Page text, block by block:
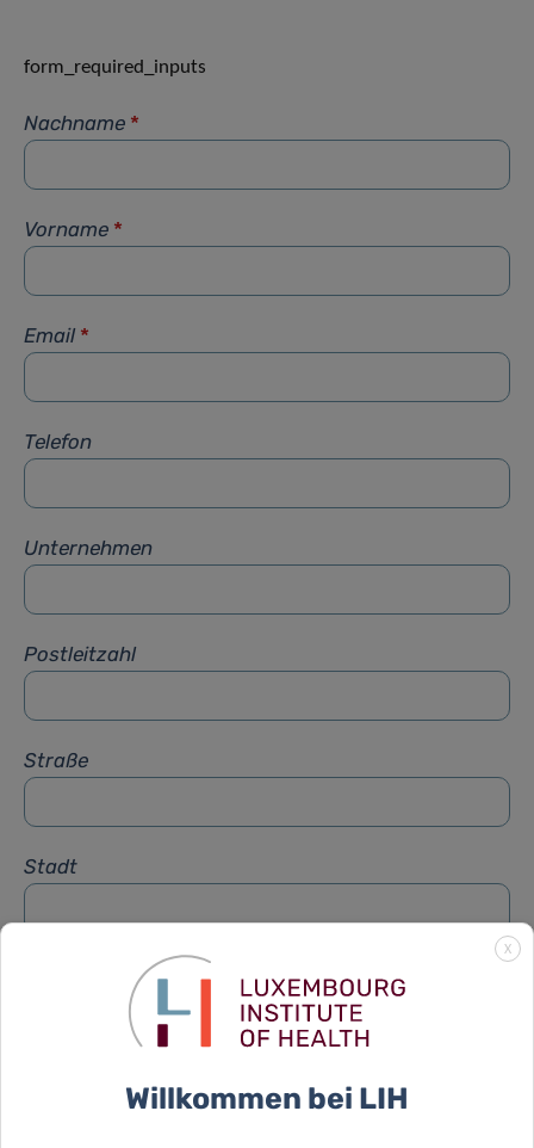
form_required_inputs
Nachname *
Vorname *
Email *
Telefon
Unternehmen
Postleitzahl
Straße
Stadt
X
Willkommen bei LIH